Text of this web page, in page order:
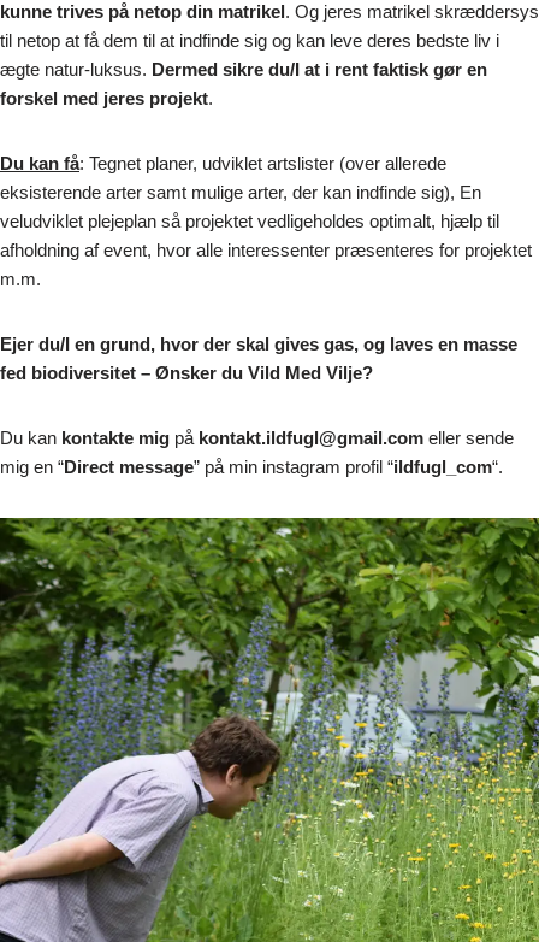
kunne trives på netop din matrikel . Og jeres matrikel skræddersys
til netop at få dem til at indfinde sig og kan leve deres bedste liv i
ægte natur-luksus. Dermed sikre du/I at i rent faktisk gør en
forskel med jeres projekt.
Du kan få: Tegnet planer, udviklet artslister (over allerede
eksisterende arter samt mulige arter, der kan indfinde sig), En
veludviklet plejeplan så projektet vedligeholdes optimalt, hjælp til
afholdning af event, hvor alle interessenter præsenteres for projektet
m.m.
Ejer du/I en grund, hvor der skal gives gas, og laves en masse
fed biodiversitet – Ønsker du Vild Med Vilje?
Du kan kontakte mig på kontakt.ildfugl@gmail.com eller sende
mig en “Direct message” på min instagram profil “ildfugl_com“.